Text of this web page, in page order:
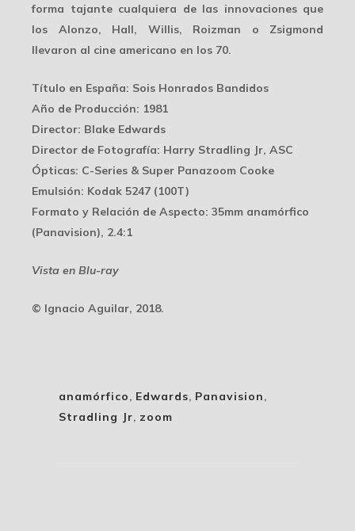
forma tajante cualquiera de las innovaciones que
los Alonzo, Hall, Willis, Roizman o Zsigmond
llevaron al cine americano en los 70.
Título en España: Sois Honrados Bandidos
Año de Producción: 1981
Director: Blake Edwards
Director de Fotografía: Harry Stradling Jr, ASC
Ópticas: C-Series & Super Panazoom Cooke
Emulsión: Kodak 5247 (100T)
Formato y Relación de Aspecto: 35mm anamórfico
(Panavision), 2.4:1
Vista en Blu-ray
© Ignacio Aguilar, 2018.
anamórfico, Edwards, Panavision,
Stradling Jr, zoom